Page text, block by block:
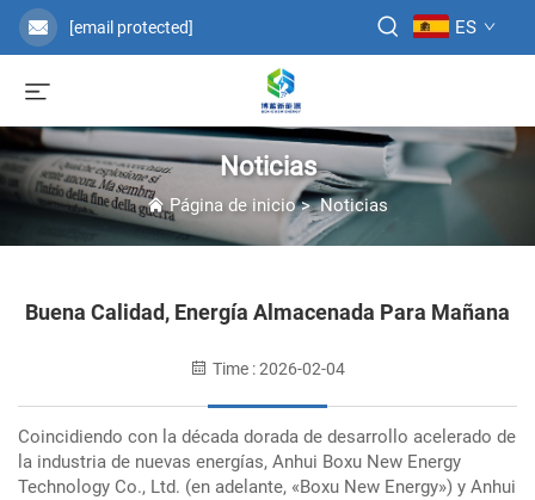
[email protected] ES
Noticias
Página de inicio>Noticias
Buena Calidad, Energía Almacenada Para Mañana
Time : 2026-02-04
Coincidiendo con la década dorada de desarrollo acelerado de
la industria de nuevas energías, Anhui Boxu New Energy
Technology Co., Ltd. (en adelante, «Boxu New Energy») y Anhui